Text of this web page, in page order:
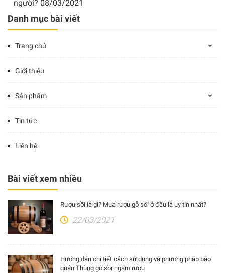
Danh mục bài viết
Trang chủ
Giới thiệu
Sản phẩm
Tin tức
Liên hệ
Bài viết xem nhiều
Rượu sồi là gì? Mua rượu gỗ sồi ở đâu là uy tín nhất?
22/03/2021
Hướng dẫn chi tiết cách sử dụng và phương pháp bảo
quản Thùng gỗ sồi ngâm rượu
người? 08/03/2021